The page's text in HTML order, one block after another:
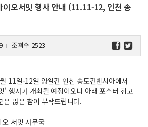
오서밋 행사 안내 (11.11-12, 인천 송
l 조회수 2523
11일-12일 양일간 인천 송도컨벤시아에서
' 행사가 개최될 예정이오니 아래 포스터 참고
은 많은 참여 부탁드립니다.
서밋 사무국